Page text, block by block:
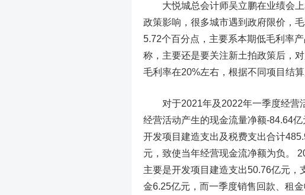
大悦城总会计师吴立鹏在业绩会上
政策影响，很多城市遇到政府限价，
5.72个百分点，主要系本期低毛利率
称，主要还是要关注新土拍政策后，
毛利率在20%左右，根据不同项目结
对于2021年及2022年一季度经营活
经营活动产生的现金流量净额-84.64
开发项目建造支出及税费支出合计
元，致使当年经营现金流净额为负。
主要是开发项目建造支出50.76亿元
金6.25亿元，而一季度销售回款、租